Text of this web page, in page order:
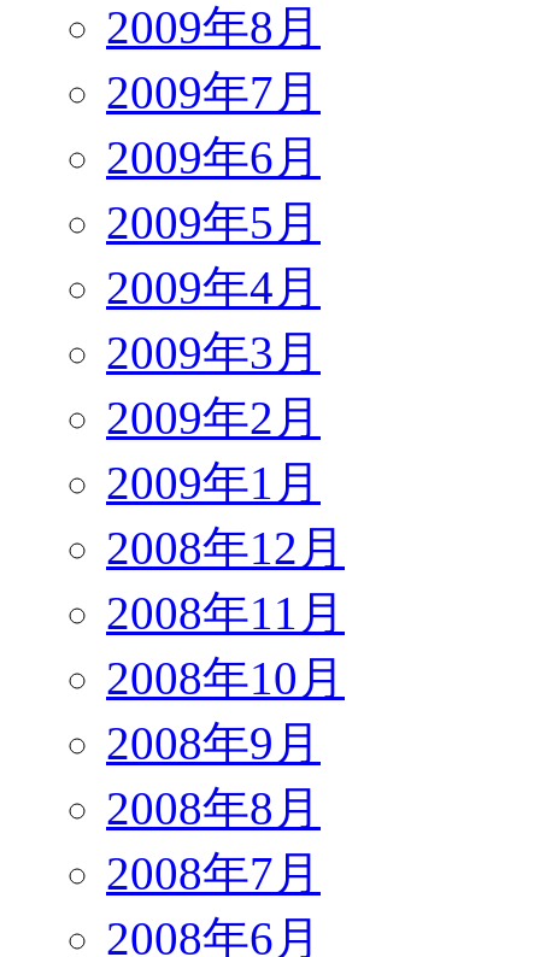
2009年8月
2009年7月
2009年6月
2009年5月
2009年4月
2009年3月
2009年2月
2009年1月
2008年12月
2008年11月
2008年10月
2008年9月
2008年8月
2008年7月
2008年6月